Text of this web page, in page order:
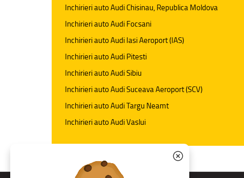
Inchirieri auto Audi Chisinau, Republica Moldova
Inchirieri auto Audi Focsani
Inchirieri auto Audi Iasi Aeroport (IAS)
Inchirieri auto Audi Pitesti
Inchirieri auto Audi Sibiu
Inchirieri auto Audi Suceava Aeroport (SCV)
Inchirieri auto Audi Targu Neamt
Inchirieri auto Audi Vaslui